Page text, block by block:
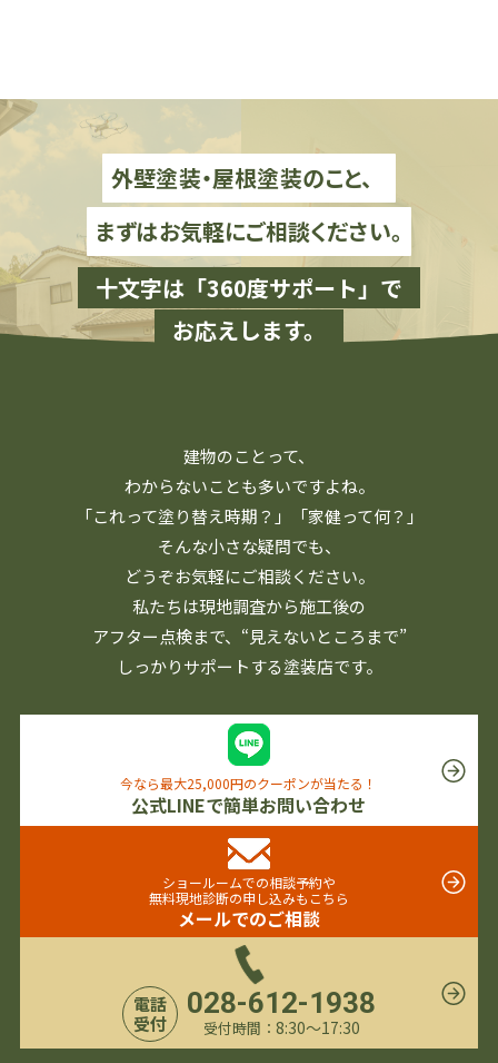
外壁塗装・屋根塗装のこと、
まずはお気軽にご相談ください。
十文字は「360度サポート」で
お応えします。
建物のことって、
わからないことも多いですよね。
「これって塗り替え時期？」「家健って何？」
そんな小さな疑問でも、
どうぞお気軽にご相談ください。
私たちは現地調査から施工後の
アフター点検まで、 “見えないところまで”
しっかりサポートする塗装店です。
今なら最大25,000円のクーポンが当たる！
公式LINEで簡単お問い合わせ
ショールームでの相談予約や
無料現地診断の申し込みもこちら
メールでのご相談
電話
受付
028-612-1938
受付時間： 8:30〜17:30